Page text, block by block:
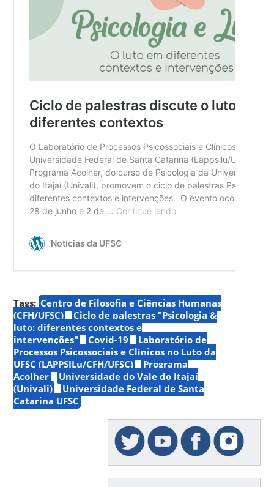
Tags: Centro de Filosofia e Ciências Humanas
(CFH/UFSC)
Ciclo de palestras "Psicologia &
luto: diferentes contextos e
intervenções"
Covid-19
Laboratório de
Processos Psicossociais e Clínicos no Luto da
UFSC (LAPPSILu/CFH/UFSC)
Programa
Acolher
Universidade do Vale do Itajaí
(Univali)
Universidade Federal de Santa
Catarina UFSC